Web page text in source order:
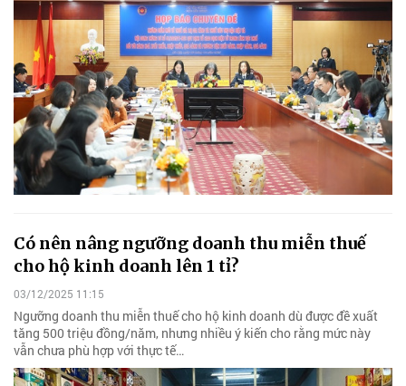
Có nên nâng ngưỡng doanh thu miễn thuế
cho hộ kinh doanh lên 1 tỉ?
03/12/2025 11:15
Ngưỡng doanh thu miễn thuế cho hộ kinh doanh dù được đề xuất
tăng 500 triệu đồng/năm, nhưng nhiều ý kiến cho rằng mức này
vẫn chưa phù hợp với thực tế…